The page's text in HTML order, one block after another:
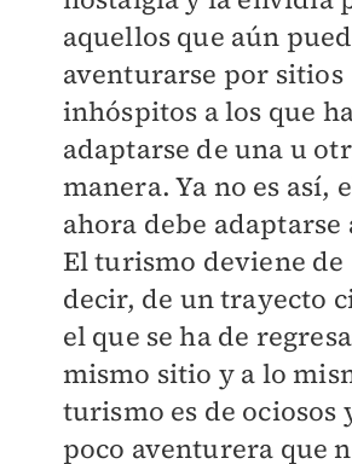
aquellos que aún
aventurarse por sitios
inhóspitos a los que
adaptarse de una u
manera. Ya no es así,
ahora debe
El turismo deviene de
decir, de un trayecto
el que se ha de
mismo sitio y a lo
turismo es de ociosos
poco aventurera que